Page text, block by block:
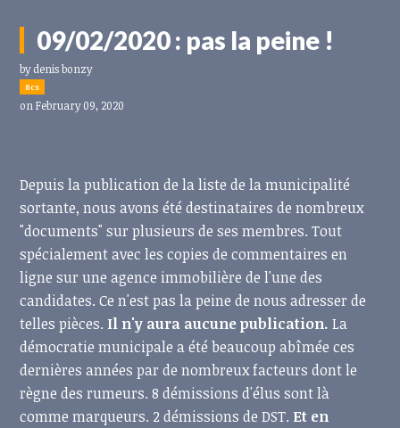
09/02/2020 : pas la peine !
bydenis bonzy
8cs
on February 09, 2020
Depuis la publication de la liste de la municipalité
sortante, nous avons été destinataires de nombreux
"documents" sur plusieurs de ses membres. Tout
spécialement avec les copies de commentaires en
ligne sur une agence immobilière de l'une des
candidates. Ce n'est pas la peine de nous adresser de
telles pièces. Il n'y aura aucune publication. La
démocratie municipale a été beaucoup abîmée ces
dernières années par de nombreux facteurs dont le
règne des rumeurs. 8 démissions d'élus sont là
comme marqueurs. 2 démissions de DST. Et en